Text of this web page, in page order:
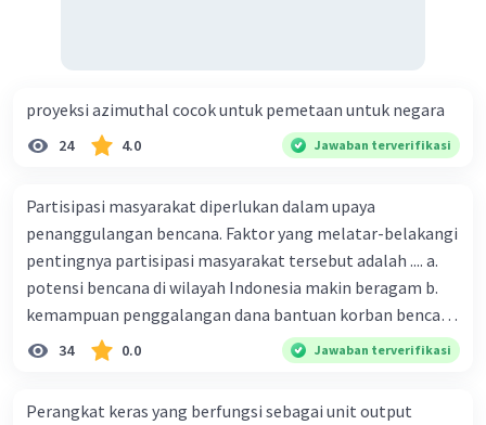
proyeksi azimuthal cocok untuk pemetaan untuk negara
24 4.0 Jawaban terverifikasi
Partisipasi masyarakat diperlukan dalam upaya
penanggulangan bencana. Faktor yang melatar-belakangi
pentingnya partisipasi masyarakat tersebut adalah .... a.
potensi bencana di wilayah Indonesia makin beragam b.
kemampuan penggalangan dana bantuan korban bencana
makin tinggi c. pemahaman pendidikan kebencanaan
kepada masyarakat masih rendah d. masyarakat
34 0.0 Jawaban terverifikasi
Perangkat keras yang berfungsi sebagai unit output